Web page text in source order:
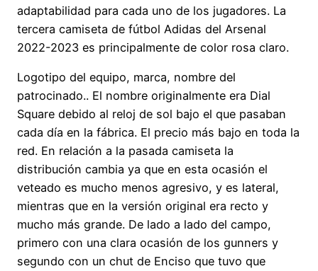
adaptabilidad para cada uno de los jugadores. La
tercera camiseta de fútbol Adidas del Arsenal
2022-2023 es principalmente de color rosa claro.
Logotipo del equipo, marca, nombre del
patrocinado.. El nombre originalmente era Dial
Square debido al reloj de sol bajo el que pasaban
cada día en la fábrica. El precio más bajo en toda la
red. En relación a la pasada camiseta la
distribución cambia ya que en esta ocasión el
veteado es mucho menos agresivo, y es lateral,
mientras que en la versión original era recto y
mucho más grande. De lado a lado del campo,
primero con una clara ocasión de los gunners y
segundo con un chut de Enciso que tuvo que